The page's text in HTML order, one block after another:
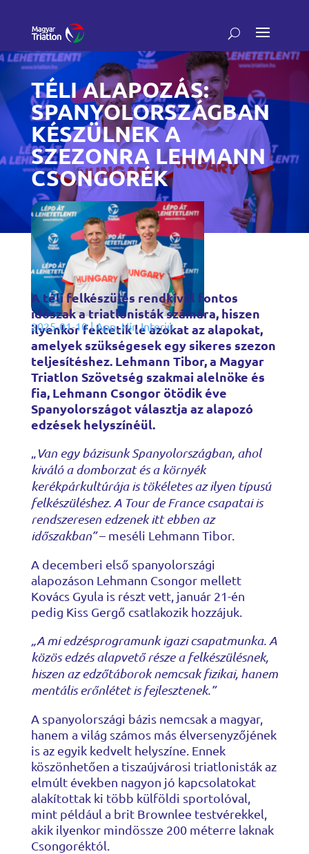
TÉLI ALAPOZÁS:
SPANYOLORSZÁGBAN
KÉSZÜLNEK A
SZEZONRA LEHMANN
CSONGORÉK
2025-01-10|App,Hír,Interjú
A téli felkészülés rendkívül fontos
időszak a triatlonisták számára, hiszen
ilyenkor fektetik le azokat az alapokat,
amelyek szükségesek egy sikeres szezon
teljesítéshez. Lehmann Tibor, a Magyar
Triatlon Szövetség szakmai alelnöke és
fia, Lehmann Csongor ötödik éve
Spanyolországot választja az alapozó
edzések helyszínéül.
Van egy bázisunk Spanyolországban, ahol
kiváló a domborzat és a környék
kerékpárkultúrája is tökéletes az ilyen típusú
felkészüléshez. A Tour de France csapatai is
rendszeresen edzenek itt ebben az
időszakban”– meséli Lehmann Tibor.
A decemberi első spanyolországi
alapozáson Lehmann Csongor mellett
Kovács Gyula is részt vett, január 21-én
pedig Kiss Gergő csatlakozik hozzájuk.
„A mi edzésprogramunk igazi csapatmunka. A
közös edzés alapvető része a felkészülésnek,
hiszen az edzőtáborok nemcsak fizikai, hanem
mentális erőnlétet is fejlesztenek.”
A spanyolországi bázis nemcsak a magyar,
hanem a világ számos más élversenyzőjének
is az egyik kedvelt helyszíne. Ennek
köszönhetően a tiszaújvárosi triatlonisták az
elmúlt években nagyon jó kapcsolatokat
alakítottak ki több külföldi sportolóval,
mint például a brit Brownlee testvérekkel,
akik ilyenkor mindössze 200 méterre laknak
Csongoréktól.